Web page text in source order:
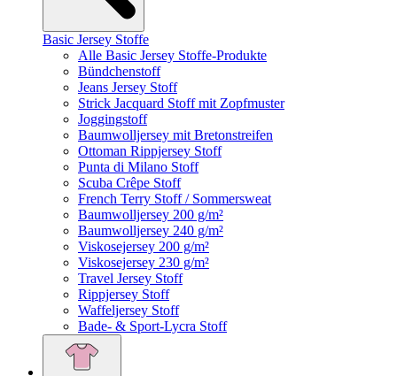
Basic Jersey Stoffe
Alle Basic Jersey Stoffe-Produkte
Bündchenstoff
Jeans Jersey Stoff
Strick Jacquard Stoff mit Zopfmuster
Joggingstoff
Baumwolljersey mit Bretonstreifen
Ottoman Rippjersey Stoff
Punta di Milano Stoff
Scuba Crêpe Stoff
French Terry Stoff / Sommersweat
Baumwolljersey 200 g/m²
Baumwolljersey 240 g/m²
Viskosejersey 200 g/m²
Viskosejersey 230 g/m²
Travel Jersey Stoff
Rippjersey Stoff
Waffeljersey Stoff
Bade- & Sport-Lycra Stoff